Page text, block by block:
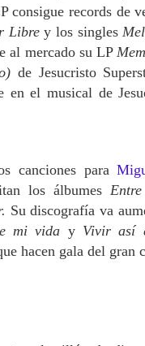
consigue records de
Librey los singles
al mercado su LP
de Jesucristo
en el musical de
canciones para
los álbumes
Su discografía va
mi vida y Vivir así
hacen gala del gran